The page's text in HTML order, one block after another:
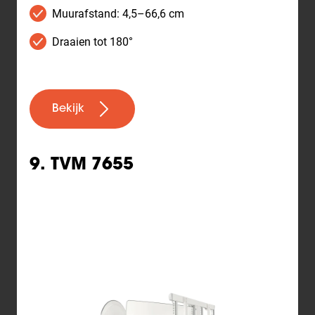
Muurafstand: 4,5–66,6 cm
Draaien tot 180°
Bekijk
9. TVM 7655